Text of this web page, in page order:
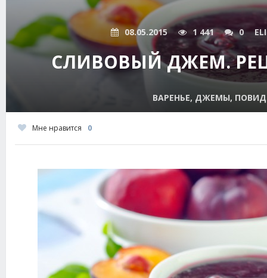
08.05.2015 1 441 0
СЛИВОВЫЙ ДЖЕМ.
ВАРЕНЬЕ, ДЖЕМЫ,
Мне нравится 0